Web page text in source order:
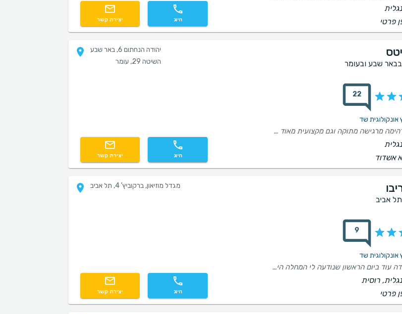
פרטי חיוג יצירת קשר
בבאר שבע ובעומר
22
היא פשוט מדהימה מרגישה מתוקה וגם מקצועית מאוד ברגעים האלה זה בדיוק מה שאני צריכה מלאכית לצידי
אשדוד
יהודה הנחתום 6, באר שבע
השיטה 29, עומר
חיוג יצירת קשר
אביב
9
וואו רופאה חדה עוד ביום הראשון שנודעה לי המחלה היא כבר ידעה מה היא הולכת לעשות איתי אחרי חמישה חודשים של טיפול הורמונלי וביולוגי אני כמעט בסוף המחלה ישר כח למלאכת בעלת הידע והטיפול בי
רוסית
פרטי
מגדל מוזיאון, ברקוביץ' 4, תל אביב
חיוג יצירת קשר